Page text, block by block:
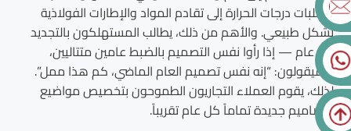
وتقلبات درجات الحرارة إلى تقادم المواد والإطارات الفولاذية
بشكل طبيعي. والأهم من ذلك، يطالب المستهلكون بالتجديد
كل عام — إذا رأوا نفس التصميم بالضبط عامين متتاليين،
فسيقولون: “إنه نفس تصميم العام الماضي، كم هذا ممل”.
لذلك، يقوم العملاء التجاريون الطموحون بتخصيص مواضيع
وتصاميم جديدة تماماً كل عام تقريباً.